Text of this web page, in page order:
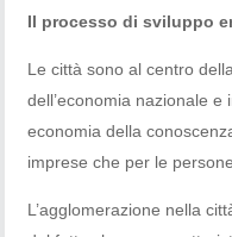
Il processo di sviluppo
Le città sono al centro
dell’economia nazionale
economia della
imprese che per le
L’agglomerazione nella